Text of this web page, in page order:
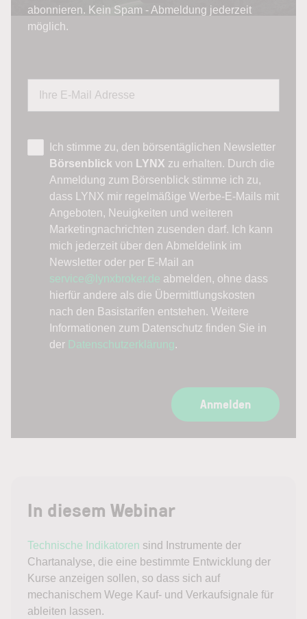
abonnieren. Kein Spam - Abmeldung jederzeit
möglich.
Ich stimme zu, den börsentäglichen Newsletter
Börsenblick von LYNX zu erhalten. Durch die
Anmeldung zum Börsenblick stimme ich zu,
dass LYNX mir regelmäßige Werbe-E-Mails mit
Angeboten, Neuigkeiten und weiteren
Marketingnachrichten zusenden darf. Ich kann
mich jederzeit über den Abmeldelink im
Newsletter oder per E-Mail an
service@lynxbroker.de abmelden, ohne dass
hierfür andere als die Übermittlungskosten
nach den Basistarifen entstehen. Weitere
Informationen zum Datenschutz finden Sie in
der Datenschutzerklärung.
Anmelden
In diesem Webinar
Technische Indikatoren sind Instrumente der
Chartanalyse, die eine bestimmte Entwicklung der
Kurse anzeigen sollen, so dass sich auf
mechanischem Wege Kauf- und Verkaufsignale für
ableiten lassen.